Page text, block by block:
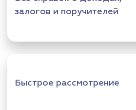
залогов и поручителей
Быстрое рассмотрение